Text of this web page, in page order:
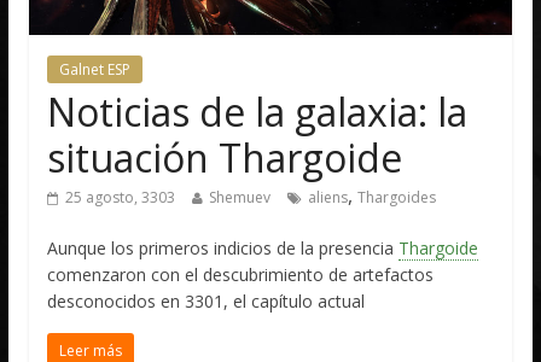
Galnet ESP
Noticias de la galaxia: la
situación Thargoide
25 agosto, 3303 Shemuev aliens,Thargoides
Aunque los primeros indicios de la presencia Thargoide
comenzaron con el descubrimiento de artefactos
desconocidos en 3301, el capítulo actual
Leer más